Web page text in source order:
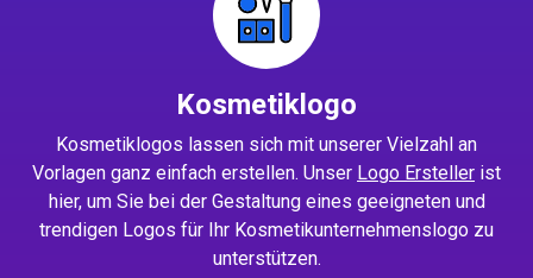
Kosmetiklogo
Kosmetiklogos lassen sich mit unserer Vielzahl an
Vorlagen ganz einfach erstellen. Unser Logo Ersteller ist
hier, um Sie bei der Gestaltung eines geeigneten und
trendigen Logos für Ihr Kosmetikunternehmenslogo zu
unterstützen.